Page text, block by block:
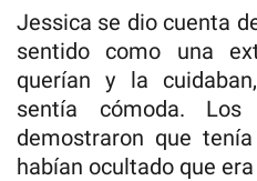
Jessica se dio cuenta
sentido como una
querían y la
sentía cómoda.
demostraron que
habían ocultado que